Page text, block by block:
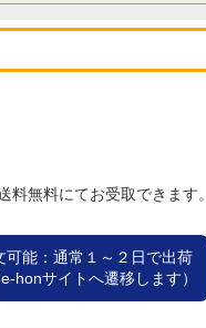
無料にてお受取できます。
可能：通常１～２日で出荷
e-honサイトへ遷移します）